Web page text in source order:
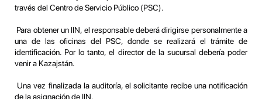
través del Centro de Servicio Público (PSC).
Para obtener un IIN, el responsable deberá dirigirse personalmente a
una de las oficinas del PSC, donde se realizará el trámite de
identificación. Por lo tanto, el director de la sucursal debería poder
venir a Kazajstán.
Una vez finalizada la auditoría, el solicitante recibe una notificación
de la asignación de IIN.